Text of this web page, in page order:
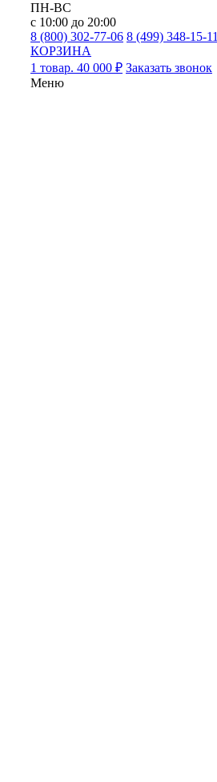
ПН-ВС
с 10:00 до 20:00
8 (800) 302-77-06 8 (499) 348-15-11
КОРЗИНА
1 товар. 40 000 ₽ Заказать звонок
Меню